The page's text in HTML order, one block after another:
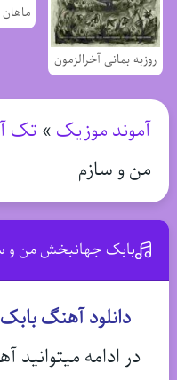
روزبه بمانی آخرالزمون
ماهان
آموند موزیک » تک
من و سازم
بابک جهانبخش من و
دانلود آهنگ
در ادامه